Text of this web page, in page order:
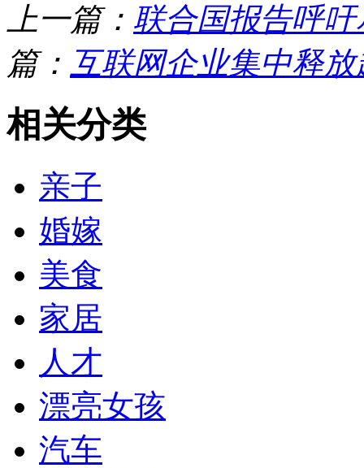
上一篇： 联合国报告呼
篇： 互联网企业集中释
相关分类
亲子
婚嫁
美食
家居
人才
漂亮女孩
汽车